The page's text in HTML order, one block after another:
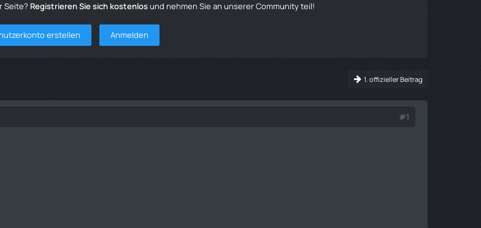
Seite? Registrieren Sie sich kostenlosund nehmen Sie an unserer Community teil!
erstellen Anmelden
1. offizieller Beitrag
#1